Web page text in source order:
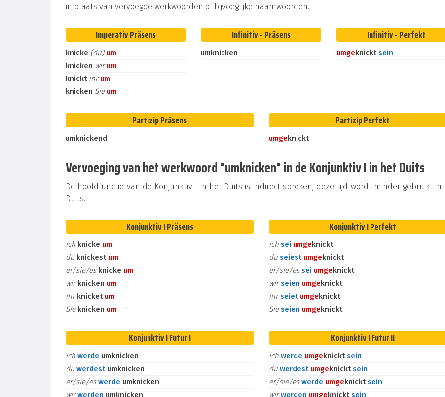
in plaats van vervoegde werkwoorden of bijvoeglijke naamwoorden.
Imperativ Präsens
knicke (du) um
knicken wirum
knickt ihrum
knicken Sie um
Infinitiv - Präsens
umknicken
Infinitiv - Perfekt
umgeknicktsein
Partizip Präsens
umknickend
Partizip Perfekt
umgeknickt
Vervoeging van het werkwoord "umknicken" in de Konjunktiv I in het Duits
De hoofdfunctie van de Konjunktiv I in het Duits is indirect spreken, deze tijd wordt minder gebruikt in
Duits.
Konjunktiv I Präsens
ich knicke um
du knickest um
er/sie/es knicke um
wirknicken um
ihrknicket um
Sie knicken um
Konjunktiv I Perfekt
ich sei umgeknickt
du seiest umgeknickt
er/sie/essei umgeknickt
wirseien umgeknickt
ihrseiet umgeknickt
Sieseien umgeknickt
Konjunktiv I Futur I
ich werde umknicken
du werdest umknicken
er/sie/eswerde umknicken
wirwerden umknicken
Konjunktiv I Futur II
ich werde umgeknicktsein
du werdest umgeknicktsein
er/sie/eswerde umgeknicktsein
wirwerden umgeknicktsein